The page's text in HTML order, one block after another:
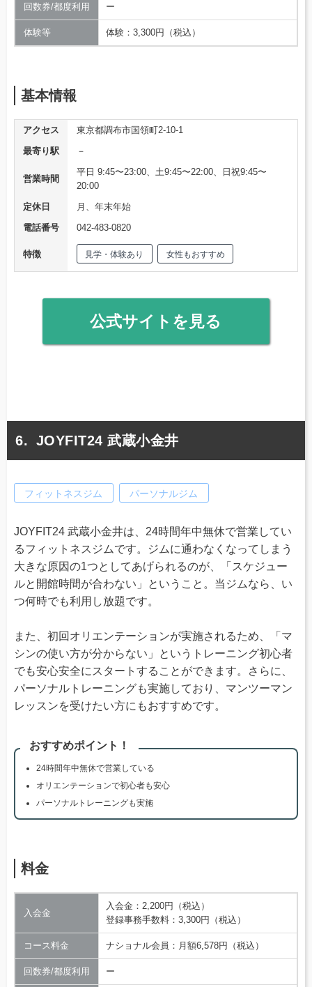
回数券/都度利用 ー
体験等 体験：3,300円（税込）
基本情報
アクセス
東京都調布市国領町2-10-1
最寄り駅
－
営業時間
平日 9:45〜23:00、土9:45〜22:00、日祝9:45〜
20:00
定休日
月、年末年始
電話番号
042-483-0820
特徴 見学・体験あり 女性もおすすめ
公式サイトを見る
JOYFIT24 武蔵小金井
フィットネスジム パーソナルジム
JOYFIT24 武蔵小金井は、24時間年中無休で営業してい
るフィットネスジムです。ジムに通わなくなってしまう
大きな原因の1つとしてあげられるのが、「スケジュー
ルと開館時間が合わない」ということ。当ジムなら、い
つ何時でも利用し放題です。
また、初回オリエンテーションが実施されるため、「マ
シンの使い方が分からない」というトレーニング初心者
でも安心安全にスタートすることができます。さらに、
パーソナルトレーニングも実施しており、マンツーマン
レッスンを受けたい方にもおすすめです。
おすすめポイント！
24時間年中無休で営業している
オリエンテーションで初心者も安心
パーソナルトレーニングも実施
料金
入会金
入会金：2,200円（税込）
登録事務手数料：3,300円（税込）
コース料金 ナショナル会員：月額6,578円（税込）
回数券/都度利用 ー